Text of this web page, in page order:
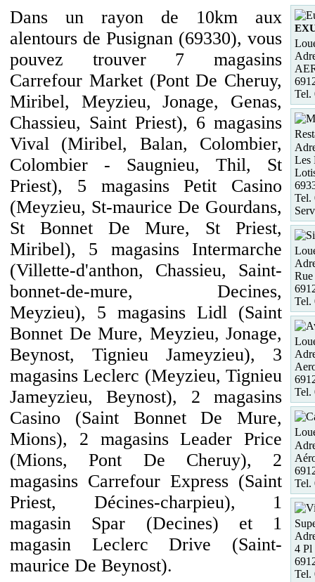
Dans un rayon de 10km aux
alentours de Pusignan (69330), vous
pouvez trouver 7 magasins
Carrefour Market (Pont De Cheruy,
Miribel, Meyzieu, Jonage, Genas,
Chassieu, Saint Priest), 6 magasins
Vival (Miribel, Balan, Colombier,
Colombier - Saugnieu, Thil, St
Priest), 5 magasins Petit Casino
(Meyzieu, St-maurice De Gourdans,
St Bonnet De Mure, St Priest,
Miribel), 5 magasins Intermarche
(Villette-d'anthon, Chassieu, Saint-
bonnet-de-mure, Decines,
Meyzieu), 5 magasins Lidl (Saint
Bonnet De Mure, Meyzieu, Jonage,
Beynost, Tignieu Jameyzieu), 3
magasins Leclerc (Meyzieu, Tignieu
Jameyzieu, Beynost), 2 magasins
Casino (Saint Bonnet De Mure,
Mions), 2 magasins Leader Price
(Mions, Pont De Cheruy), 2
magasins Carrefour Express (Saint
Priest, Décines-charpieu), 1
magasin Spar (Decines) et 1
magasin Leclerc Drive (Saint-
maurice De Beynost).
Tel.
Les
Tel.
Tel.
Tel.
Tel.
4 Pl
Tel.